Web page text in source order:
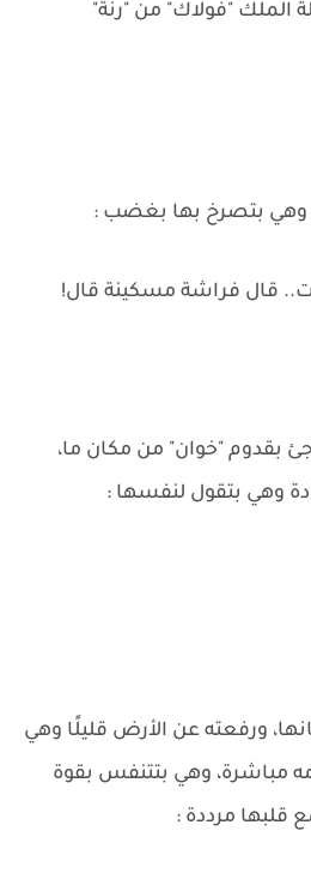
الملك "فولاك" من "رنة"
وهي بتصرخ بها بغضب :
قال فراشة مسكينة قال!
بقدوم "خوان" من مكان ما،
وهي بتقول لنفسها :
ورفعته عن الأرض قليلًا وهي
مباشرة، وهي بتتنفس بقوة
قلبها مرددة :